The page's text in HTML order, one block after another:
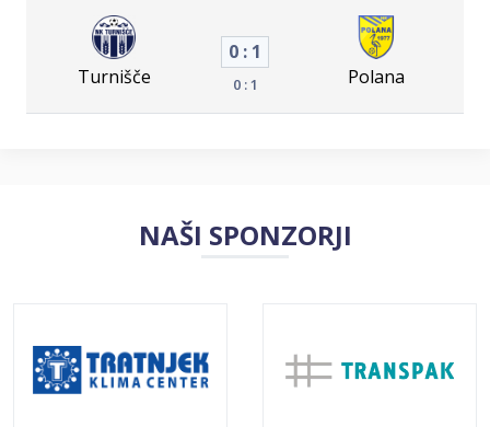
Turnišče
0 : 1
0 : 1 Polana
NAŠI SPONZORJI